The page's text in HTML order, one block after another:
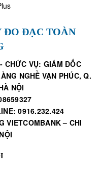
ĐO ĐẠC TOÀN
CHỨC VỤ: GIÁM ĐỐC
NGHỀ VẠN PHÚC, Q.
NỘI
0916.232.424
VIETCOMBANK – CHI